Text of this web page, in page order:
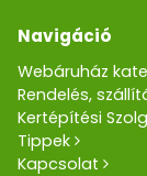
Navigáció
Webáruház
Rendelés,
Kertépítési
Tippek
Kapcsolat